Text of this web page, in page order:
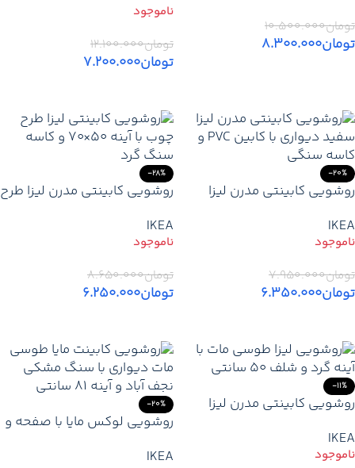
تومان۱۰.۵۰۰.۰۰۰
تومان۸.۳۰۰.۰۰۰
آب | کاسه بیضی ژوپیتر
تومان۱۲.۱۰۰.۰۰۰
تومان۷.۲۰۰.۰۰۰
-20%
روشویی کابینتی مدرن لیزا
– با کاسه سنگی
IKEA
تومان۷.۹۵۰.۰۰۰
تومان۶.۳۵۰.۰۰۰
-28%
روشویی کابینتی مدرن لیزا طرح
تولیدی
IKEA
تومان۸.۶۵۰.۰۰۰
تومان۶.۲۵۰.۰۰۰
-11%
روشویی کابینتی مدرن لیزا
100% ضد آب
IKEA
-20%
روشویی لوکس مایا با صفحه و
خرید از تولید کننده
IKEA